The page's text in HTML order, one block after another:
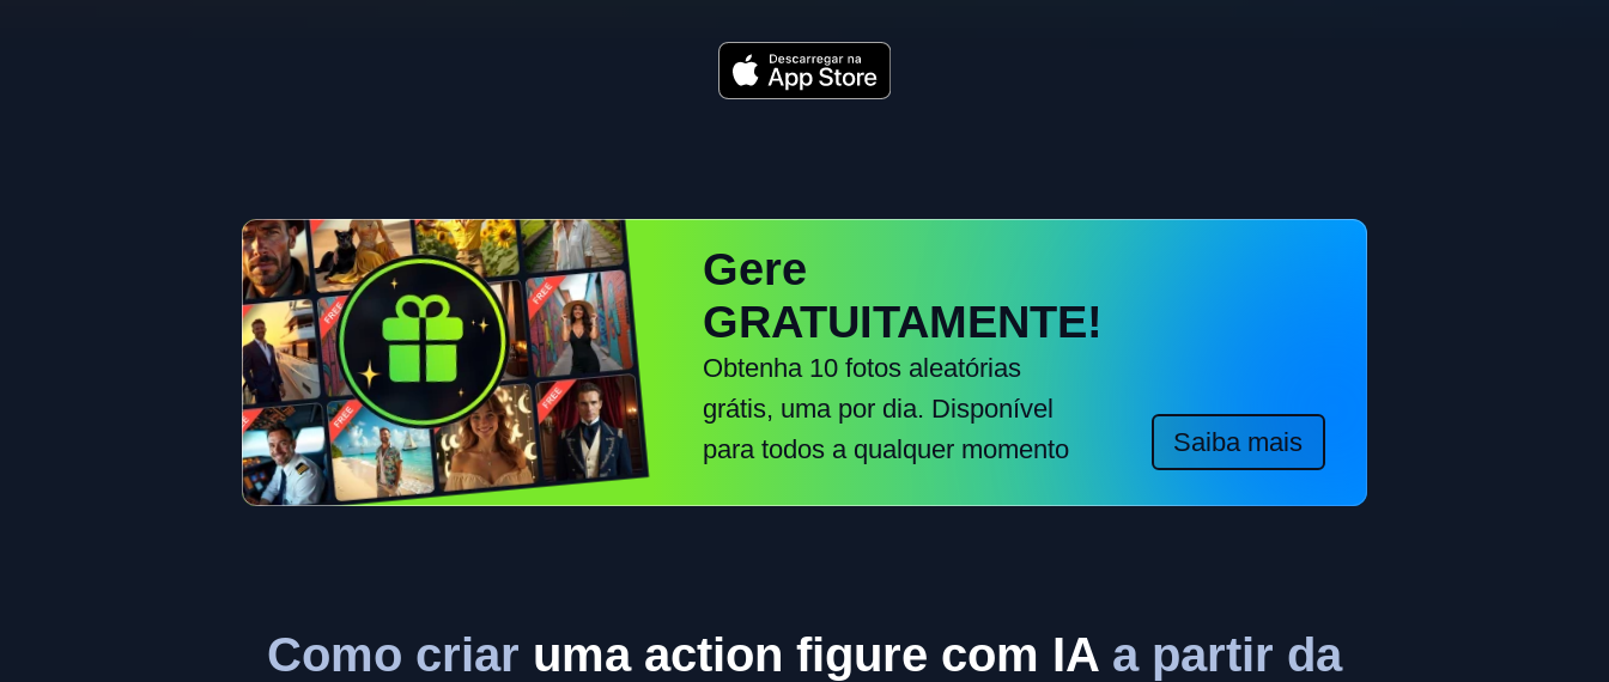
Gere
GRATUITAMENTE!
Obtenha 10 fotos aleatórias
grátis, uma por dia. Disponível
para todos a qualquer momento
Saiba mais
Como criar uma action figure com IA a partir da